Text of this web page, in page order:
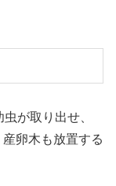
が取り出せ、
卵木も放置する